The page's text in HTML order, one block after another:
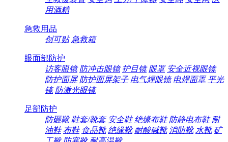
用酒精
急救用品
创可贴 急救箱
眼面部防护
访客眼镜 防冲击眼镜 护目镜 眼罩 安全近视眼镜
防护面屏 防护面屏架子 电气焊眼镜 电焊面罩 平光
镜 防激光眼镜
足部防护
防砸靴 鞋套/靴套 安全鞋 绝缘布鞋 防静电布鞋 耐
油鞋 布鞋 食品靴 绝缘靴 耐酸碱靴 消防靴 水靴 矿